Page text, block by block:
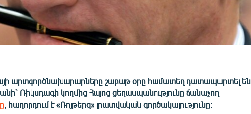
արտգործնախարարները շաբաթ օրը համատեղ դատապարտել են
Ռիկսդագի կողմից Հայոց ցեղասպանությունը ճանաչող
, հաղորդում է «Ռոյթերզ» լրատվական գործակալությունը: